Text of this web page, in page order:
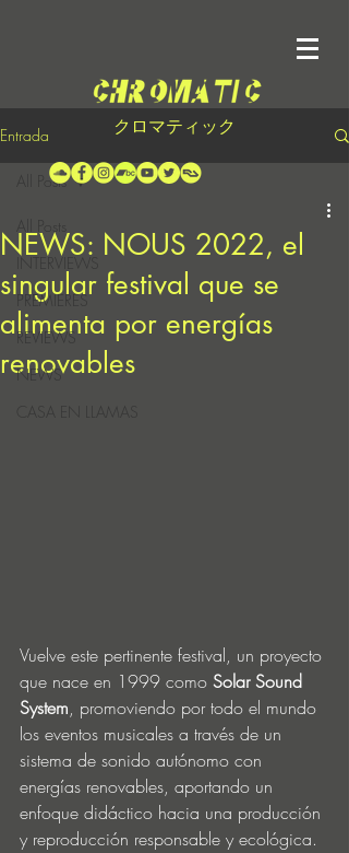
クロマティック
Entrada
INTERVIEWS
PREMIERES
REVIEWS
NEWS
CASA EN LLAMAS
All Posts
NEWS: NOUS 2022, el
singular festival que se
alimenta por energías
renovables
Vuelve este pertinente festival, un proyecto
que nace en 1999 como Solar Sound
System, promoviendo por todo el mundo
los eventos musicales a través de un
sistema de sonido autónomo con
energías renovables, aportando un
enfoque didáctico hacia una producción
y reproducción responsable y ecológica.